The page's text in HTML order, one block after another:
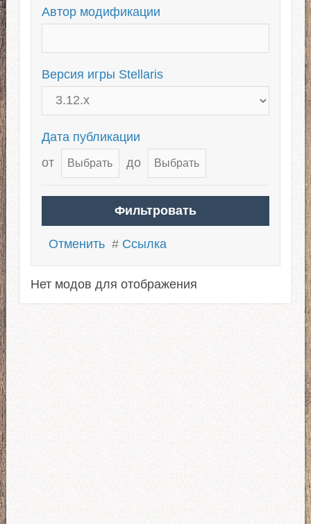
Автор модификации
Версия игры Stellaris
Дата публикации
от
до
Отменить # Ссылка
Нет модов для отображения